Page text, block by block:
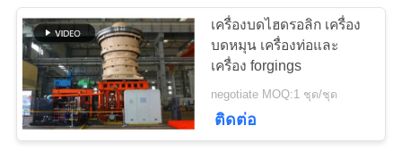
เหมือง
68
เครื่องบดไฮดรอลิก เครื่อง
บดหมุน เครื่องท่อและ
เครื่อง forgings
negotiate MOQ:1 ชุด/ชุด
ติดต่อ